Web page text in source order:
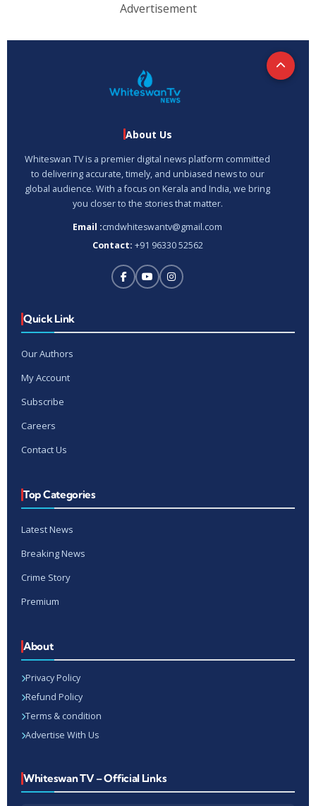
Advertisement
About Us
Whiteswan TV is a premier digital news platform committed
to delivering accurate, timely, and unbiased news to our
global audience. With a focus on Kerala and India, we bring
you closer to the stories that matter.
Email :cmdwhiteswantv@gmail.com
Contact: +91 96330 52562
Quick Link
Our Authors
My Account
Subscribe
Careers
Contact Us
Top Categories
Latest News
Breaking News
Crime Story
Premium
About
Privacy Policy
Refund Policy
Terms & condition
Advertise With Us
Whiteswan TV – Official Links